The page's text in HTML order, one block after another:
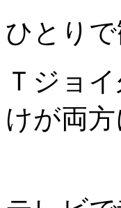
ひとり
Ｔジョ
けが両